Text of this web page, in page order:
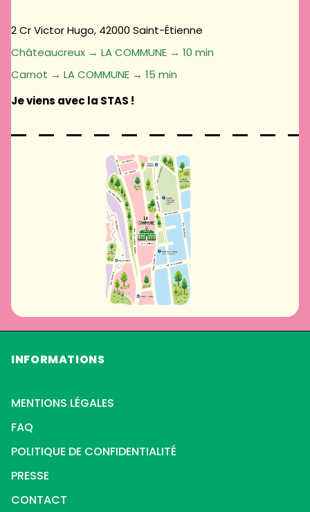
2 Cr Victor Hugo, 42000 Saint-Étienne
Châteaucreux → LA COMMUNE → 10 min
Carnot → LA COMMUNE → 15 min
Je viens avec la STAS !
INFORMATIONS
MENTIONS LÉGALES
FAQ
POLITIQUE DE CONFIDENTIALITÉ
PRESSE
CONTACT